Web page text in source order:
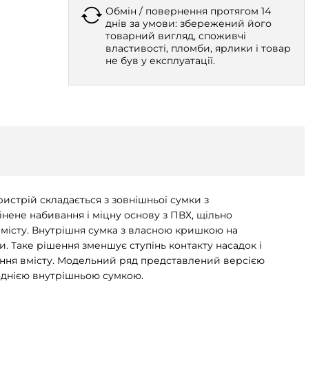
Обмін / повернення протягом 14
днів за умови: збережений його
товарний вигляд, споживчі
властивості, пломби, ярлики і товар
не був у експлуатації.
складається з зовнішньої сумки з
набивання і міцну основу з ПВХ, щільно
Внутрішня сумка з власною кришкою на
рішення зменшує ступінь контакту насадок і
вмісту. Модельний ряд представлений версією
внутрішньою сумкою.